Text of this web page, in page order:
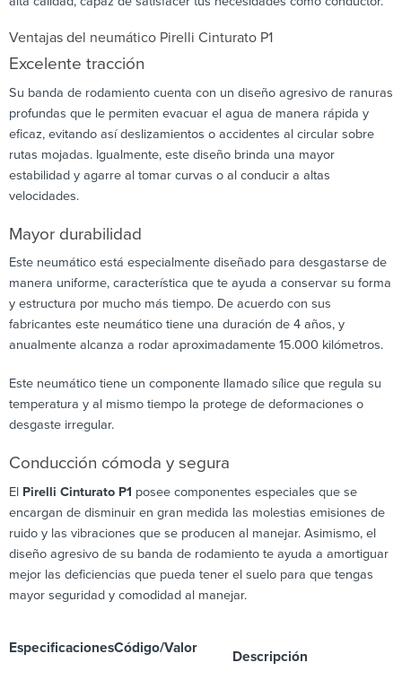
Ventajas del neumático Pirelli Cinturato P1
Excelente tracción
Su banda de rodamiento cuenta con un diseño agresivo de ranuras
profundas que le permiten evacuar el agua de manera rápida y
eficaz, evitando así deslizamientos o accidentes al circular sobre
rutas mojadas. Igualmente, este diseño brinda una mayor
estabilidad y agarre al tomar curvas o al conducir a altas
velocidades.
Mayor durabilidad
Este neumático está especialmente diseñado para desgastarse de
manera uniforme, característica que te ayuda a conservar su forma
y estructura por mucho más tiempo. De acuerdo con sus
fabricantes este neumático tiene una duración de 4 años, y
anualmente alcanza a rodar aproximadamente 15.000 kilómetros.
Este neumático tiene un componente llamado sílice que regula su
temperatura y al mismo tiempo la protege de deformaciones o
desgaste irregular.
Conducción cómoda y segura
El Pirelli Cinturato P1 posee componentes especiales que se
encargan de disminuir en gran medida las molestias emisiones de
ruido y las vibraciones que se producen al manejar. Asimismo, el
diseño agresivo de su banda de rodamiento te ayuda a amortiguar
mejor las deficiencias que pueda tener el suelo para que tengas
mayor seguridad y comodidad al manejar.
EspecificacionesCódigo/Valor
Descripción